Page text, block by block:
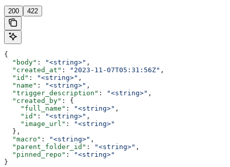
200 422
{
  "body"
: "<string>" ,
  "created_at"
: "2023-11-07T05:31:56Z" ,
  "id"
: "<string>" ,
  "name"
: "<string>" ,
  "trigger_description"
: "<string>" ,
  "created_by"
: {
    "full_name"
: "<string>" ,
    "id"
: "<string>" ,
    "image_url"
:
"<string>"
  },
  "macro"
: "<string>" ,
  "parent_folder_id"
: "<string>" ,
  "pinned_repo"
:
"<string>"
}